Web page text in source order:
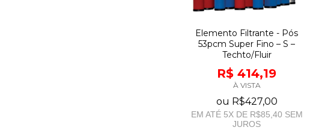
Elemento Filtrante - Pós
53pcm Super Fino – S –
Techto/Fluir
R$ 414,19
À VISTA
ou R$427,00
EM ATÉ 5X DE R$85,40 SEM
JUROS